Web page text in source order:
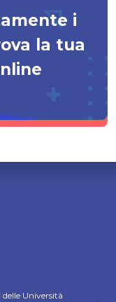
i
la tua
Università